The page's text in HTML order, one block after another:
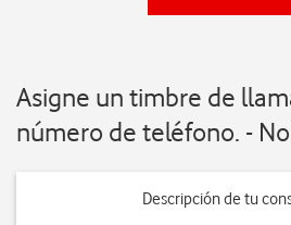
Asigne un timbre de
número de teléfono. -
Descripción de tu